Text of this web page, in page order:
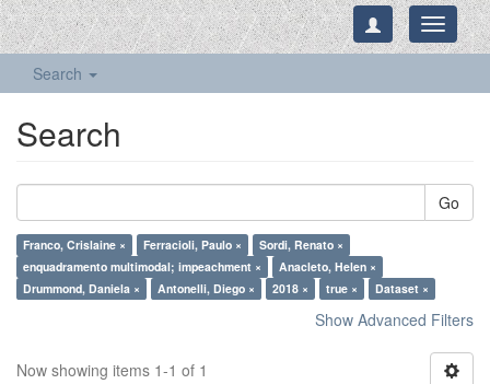
Toggle
Search
Search
Go
Franco, Crislaine × Ferracioli, Paulo ×
Sordi, Renato ×
enquadramento multimodal; impeachment ×
Anacleto, Helen ×
Drummond, Daniela ×
Antonelli, Diego × 2018 × true × Dataset ×
Show Advanced Filters
Now showing items 1-1 of 1